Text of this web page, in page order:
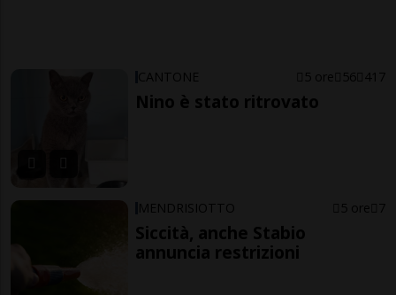
CANTONE 5 ore 56 417
Nino è stato ritrovato
MENDRISIOTTO 5 ore 7
Siccità, anche Stabio
annuncia restrizioni